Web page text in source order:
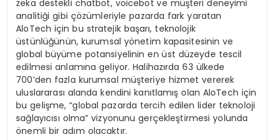
zeka destekli chatbot, voicebot ve müşteri deneyimi
analitiği gibi çözümleriyle pazarda fark yaratan
AloTech için bu stratejik başarı, teknolojik
üstünlüğünün, kurumsal yönetim kapasitesinin ve
global büyüme potansiyelinin en üst düzeyde tescil
edilmesi anlamına geliyor. Halihazırda 63 ülkede
700’den fazla kurumsal müşteriye hizmet vererek
uluslararası alanda kendini kanıtlamış olan AloTech için
bu gelişme, “global pazarda tercih edilen lider teknoloji
sağlayıcısı olma” vizyonunu gerçekleştirmesi yolunda
önemli bir adım olacaktır.